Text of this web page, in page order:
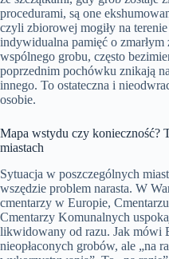
procedurami, są one
czyli zbiorowej mogiły na
indywidualna pamięć o zmarłym
wspólnego grobu, często
poprzednim pochówku znikają
innego. To ostateczna i
osobie.
Mapa wstydu czy konieczność?
miastach
Sytuacja w poszczególnych
wszędzie problem narasta. W
cmentarzy w Europie,
Cmentarzy Komunalnych
likwidowany od razu. Jak mówi
nieopłaconych grobów, ale „na